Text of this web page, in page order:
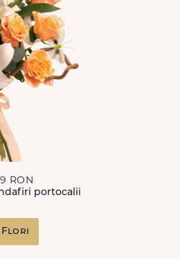
RON
portocalii
Flori